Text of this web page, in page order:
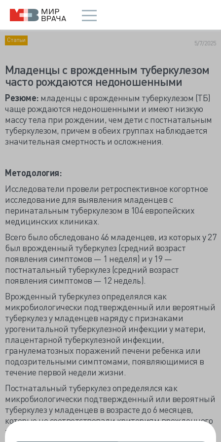
Статьи 5/7/2025
Младенцы с врожденным туберкулезом
часто рождаются недоношенными
Резюме: младенцы с врожденным туберкулезом (ТБ)
чаще рождаются недоношенными и имеют низкую
массу тела при рождении, чем дети с постнатальным
туберкулезом, причем в обеих группах наблюдается
значительная смертность и осложнения.
Методология:
Исследователи провели ретроспективное когортное
исследование для выявления младенцев с
перинатальным туберкулезом в 104 европейских
медицинских клиниках.
Всего было обследовано 46 младенцев, из которых у 27
был врожденный туберкулез (средний возраст
появления симптомов — 1 неделя) и у 19 —
постнатальный туберкулез (средний возраст
появления симптомов — 12 недель).
Врожденный туберкулез определялся как
микробиологически подтвержденный или вероятный
туберкулез у младенцев наряду с признаками
урогенитальной туберкулезной инфекции у матери,
плацентарной туберкулезной инфекции,
гранулематозных поражений печени ребенка или
подозрительными симптомами, появляющимися в
течение первой недели жизни.
Постнатальный туберкулез определялся как
микробиологически подтвержденный или вероятный
туберкулез у младенцев в возрасте до 6 месяцев,
которые не соответствовали критериям врожденного
туберкулеза, и с диагнозом туберкулез у матери.